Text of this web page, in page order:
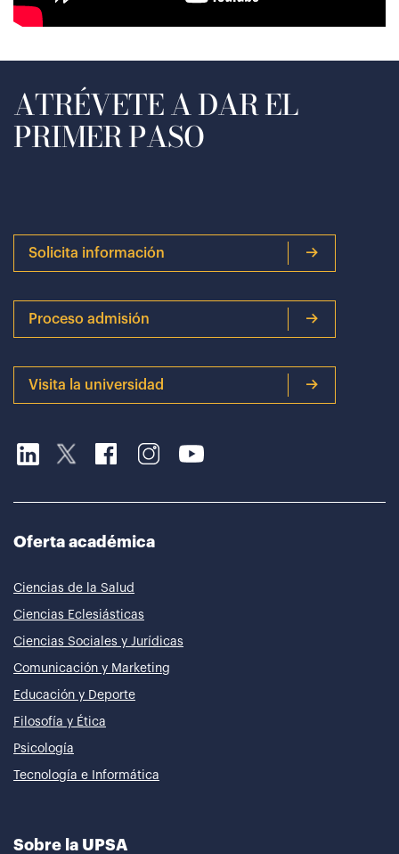
ATRÉVETE A DAR EL
PRIMER PASO
Solicita información
Proceso admisión
Visita la universidad
Oferta académica
Ciencias de la Salud
Ciencias Eclesiásticas
Ciencias Sociales y Jurídicas
Comunicación y Marketing
Educación y Deporte
Filosofía y Ética
Psicología
Tecnología e Informática
Sobre la UPSA